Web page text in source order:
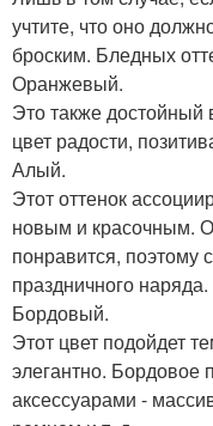
учтите, что оно
броским. Бледных
Оранжевый.
Это также
цвет радости,
Алый.
Этот оттенок
новым и красочным.
понравится, поэтому
праздничного наряда.
Бордовый.
Этот цвет подойдет
элегантно. Бордовое
аксессуарами -